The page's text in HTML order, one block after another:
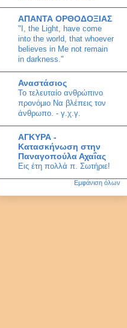
ΑΠΑΝΤΑ ΟΡΘΟΔΟΞΙΑΣ
"I, the Light, have come
into the world, that whoever
believes in Me not remain
in darkness."
Αναστάσιος
Το τελευταίο ανθρώπινο
προνόμιο Να βλέπεις τον
άνθρωπο. - γ.χ.γ.
ΑΓΚΥΡΑ -
Κατασκήνωση στην
Παναγοπούλα Αχαΐας
Εις έτη πολλά π. Σωτήριε!
Εμφάνιση όλων